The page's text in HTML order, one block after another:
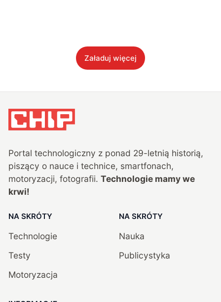
Załaduj więcej
Portal technologiczny z ponad 29-letnią historią,
piszący o nauce i technice, smartfonach,
motoryzacji, fotografii. Technologie mamy we
krwi!
NA SKRÓTY
Technologie
Testy
Motoryzacja
NA SKRÓTY
Nauka
Publicystyka